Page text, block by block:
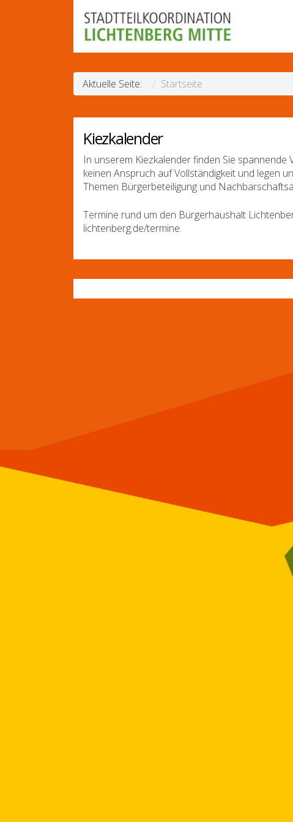
Aktuelle Seite: Startseite
Kiezkalender
In unserem Kiezkalender finden Sie
keinen Anspruch auf Vollständigkeit und legen
Themen Bürgerbeteiligung und
Termine rund um den Bürgerhaushalt
lichtenberg.de/termine.